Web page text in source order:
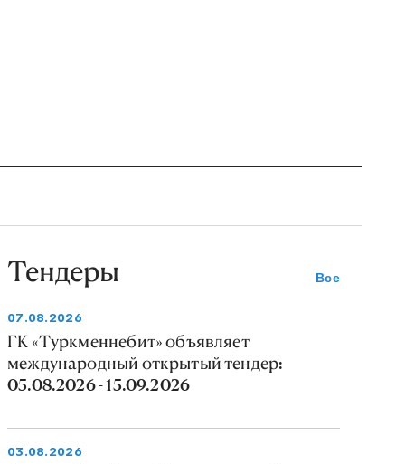
Тендеры Все
07.08.2026
ГК «Туркменнебит» объявляет
международный открытый тендер:
05.08.2026 - 15.09.2026
03.08.2026